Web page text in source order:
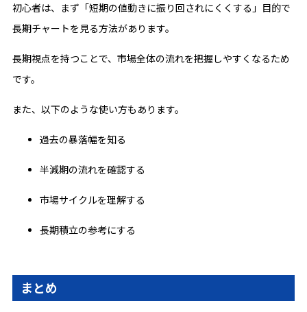
初心者は、まず「短期の値動きに振り回されにくくする」目的で
長期チャートを見る方法があります。
長期視点を持つことで、市場全体の流れを把握しやすくなるため
です。
また、以下のような使い方もあります。
過去の暴落幅を知る
半減期の流れを確認する
市場サイクルを理解する
長期積立の参考にする
まとめ